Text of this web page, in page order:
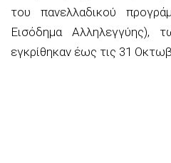
του πανελλαδικού
Εισόδημα Αλληλεγγύης),
εγκρίθηκαν έως τις 31